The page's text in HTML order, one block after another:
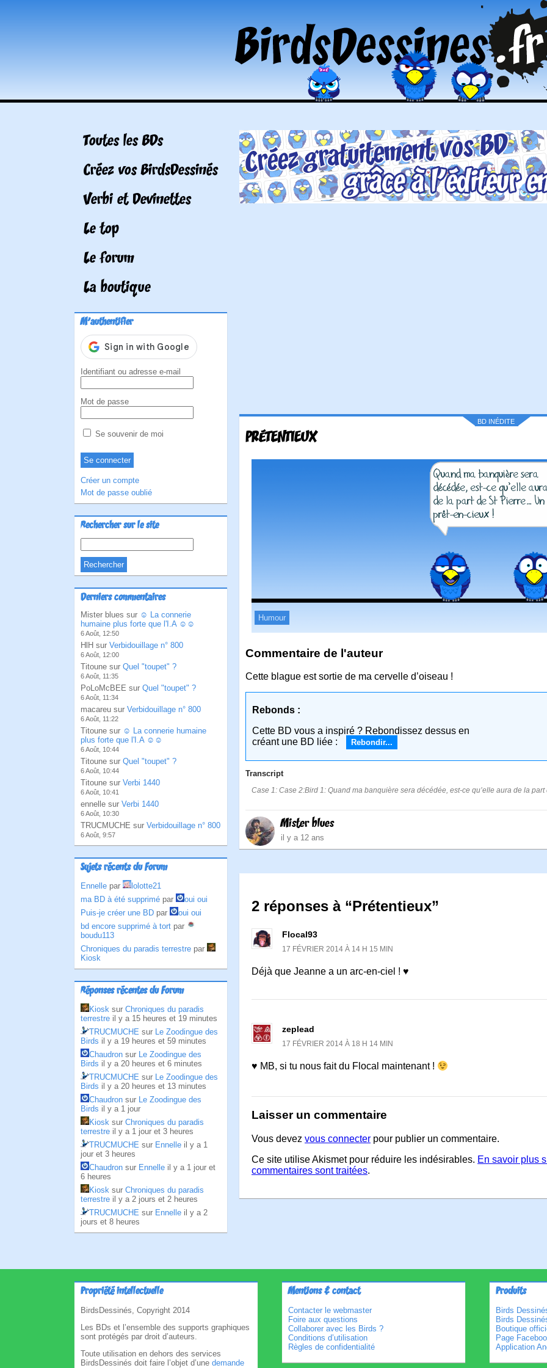
Toutes les BDs
Créez vos BirdsDessinés
Verbi et Devinettes
Le top
Le forum
La boutique
M'authentifier
Identifiant ou adresse e-mail
Mot de passe
Se souvenir de moi
Créer un compte
Mot de passe oublié
Rechercher sur le site
Derniers commentaires
Mister blues sur ☺ La connerie
humaine plus forte que l'I.A ☺☺
6 Août, 12:50
HlH sur Verbidouillage n° 800
6 Août, 12:00
Titoune sur Quel "toupet" ?
6 Août, 11:35
PoLoMcBEE sur Quel "toupet" ?
6 Août, 11:34
macareu sur Verbidouillage n° 800
6 Août, 11:22
Titoune sur ☺ La connerie humaine
plus forte que l'I.A ☺☺
6 Août, 10:44
Titoune sur Quel "toupet" ?
6 Août, 10:44
Titoune sur Verbi 1440
6 Août, 10:41
ennelle sur Verbi 1440
6 Août, 10:30
TRUCMUCHE sur Verbidouillage n° 800
6 Août, 9:57
Sujets récents du Forum
Ennelle par
lolotte21
ma BD à été supprimé par
oui oui
Puis-je créer une BD par
oui oui
bd encore supprimé à tort par
boudu113
Chroniques du paradis terrestre par
Kiosk
Réponses récentes du Forum
Kiosk sur Chroniques du paradis
terrestre il y a 15 heures et 19 minutes
TRUCMUCHE sur Le Zoodingue des
Birds il y a 19 heures et 59 minutes
Chaudron sur Le Zoodingue des
Birds il y a 20 heures et 6 minutes
TRUCMUCHE sur Le Zoodingue des
Birds il y a 20 heures et 13 minutes
Chaudron sur Le Zoodingue des
Birds il y a 1 jour
Kiosk sur Chroniques du paradis
terrestre il y a 1 jour et 3 heures
TRUCMUCHE sur Ennelle il y a 1
jour et 3 heures
Chaudron sur Ennelle il y a 1 jour et
6 heures
Kiosk sur Chroniques du paradis
terrestre il y a 2 jours et 2 heures
TRUCMUCHE sur Ennelle il y a 2
jours et 8 heures
BD INÉDITE
PRÉTENTIEUX
Humour
Commentaire de l'auteur
Cette blague est sortie de ma cervelle d’oiseau !
Rebonds :
Cette BD vous a inspiré ? Rebondissez dessus en
créant une BD liée :
Rebondir...
Transcript
Case 1: Case 2:Bird 1: Quand ma banquière sera décédée, est-ce qu’elle aura de la
Mister blues
il y a 12 ans
2 réponses à “Prétentieux”
Flocal93
17 FÉVRIER 2014 À 14 H 15 MIN
Déjà que Jeanne a un arc-en-ciel ! ♥
zeplead
17 FÉVRIER 2014 À 18 H 14 MIN
♥ MB, si tu nous fait du Flocal maintenant !
Laisser un commentaire
Vous devez vous connecter pour publier un commentaire.
Ce site utilise Akismet pour réduire les indésirables. En savoir plus
commentaires sont traitées.
Propriété intellectuelle
BirdsDessinés, Copyright 2014
Les BDs et l’ensemble des supports graphiques
sont protégés par droit d’auteurs.
Toute utilisation en dehors des services
BirdsDessinés doit faire l’objet d’une demande
Mentions & contact
Contacter le webmaster
Foire aux questions
Collaborer avec les Birds ?
Conditions d’utilisation
Règles de confidentialité
Produits
Birds
Birds
Boutique
Page
Application